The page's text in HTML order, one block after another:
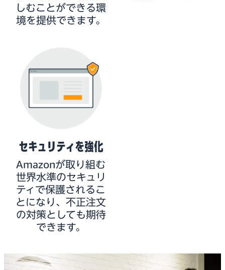
しむことができる環
境を提供できます。
セキュリティを強化
Amazonが取り組む
世界水準のセキュリ
ティで保護されるこ
とになり、不正注文
の対策としても期待
できます。